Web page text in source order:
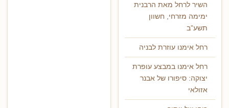
השיר לרחל מאת הרבנית
ימימה מזרחי, חשוון
תשע”ב
רחל אימנו עוזרת לבניה
רחל אימנו במבצע עופרת
יצוקה: סיפורו של אבנר
אזולאי